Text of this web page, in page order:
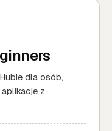
dla osób,
z